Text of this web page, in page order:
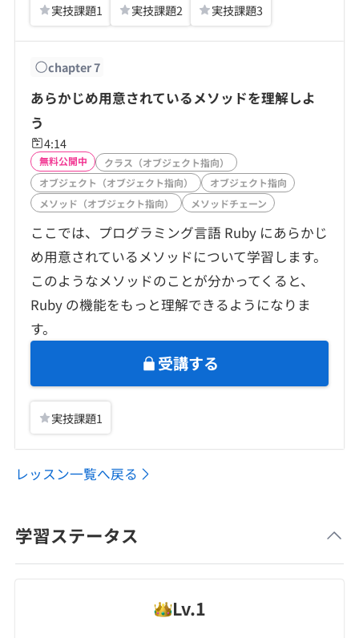
実技課題1 実技課題2 実技課題3
chapter7
あらかじめ用意されているメソッドを理解しよ
う
4:14
無料公開中
クラス（オブジェクト指向）
オブジェクト（オブジェクト指向）
オブジェクト指向
メソッド（オブジェクト指向）
メソッドチェーン
ここでは、プログラミング言語 Ruby にあらかじ
め用意されているメソッドについて学習します。
このようなメソッドのことが分かってくると、
Ruby の機能をもっと理解できるようになりま
す。
受講する
実技課題1
レッスン一覧へ戻る
学習ステータス
Lv.1